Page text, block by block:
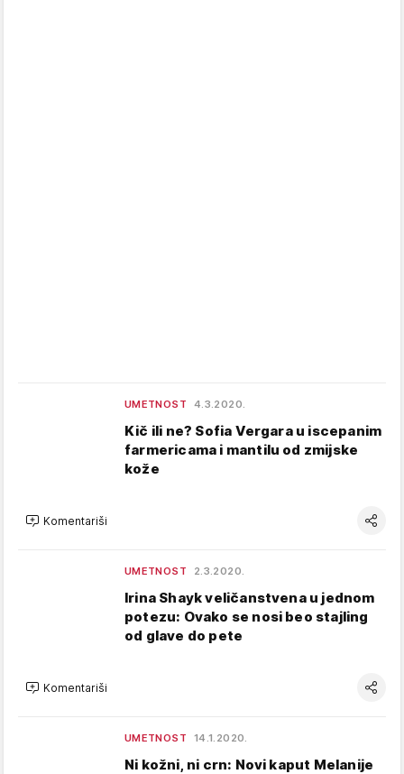
UMETNOST 4.3.2020.
Kič ili ne? Sofia Vergara u iscepanim
farmericama i mantilu od zmijske
kože
Komentariši
UMETNOST 2.3.2020.
Irina Shayk veličanstvena u jednom
potezu: Ovako se nosi beo stajling
od glave do pete
Komentariši
UMETNOST 14.1.2020.
Ni kožni, ni crn: Novi kaput Melanije